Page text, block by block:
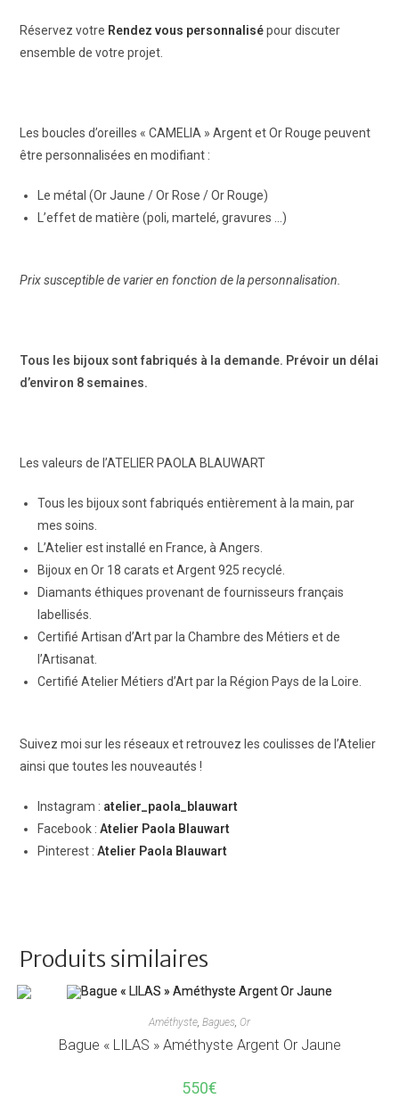
Réservez votre Rendez vous personnalisépour discuter
ensemble de votre projet.
Les boucles d’oreilles « CAMELIA » Argent et Or Rouge peuvent
être personnalisées en modifiant :
Le métal (Or Jaune / Or Rose / Or Rouge)
L’effet de matière (poli, martelé, gravures …)
Prix susceptible de varier en fonction de la personnalisation.
Tous les bijoux sont fabriqués à la demande. Prévoir un délai
d’environ 8 semaines.
Les valeurs de l’ATELIER PAOLA BLAUWART
Tous les bijoux sont fabriqués entièrement à la main, par
mes soins.
L’Atelier est installé en France, à Angers.
Bijoux en Or 18 carats et Argent 925 recyclé.
Diamants éthiques provenant de fournisseurs français
labellisés.
Certifié Artisan d’Art par la Chambre des Métiers et de
l’Artisanat.
Certifié Atelier Métiers d’Art par la Région Pays de la Loire.
Suivez moi sur les réseaux et retrouvez les coulisses de l’Atelier
ainsi que toutes les nouveautés !
Instagram : atelier_paola_blauwart
Facebook :Atelier Paola Blauwart
Pinterest :Atelier Paola Blauwart
Produits similaires
Améthyste, Bagues, Or
Bague « LILAS » Améthyste Argent Or Jaune
550€